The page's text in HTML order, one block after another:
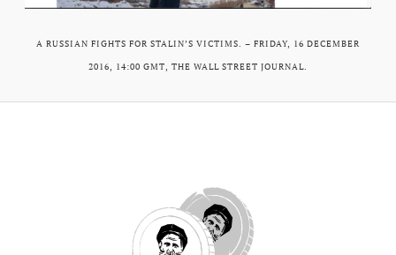
A RUSSIAN FIGHTS FOR STALIN’S VICTIMS. – FRIDAY, 16 DECEMBER
2016, 14:00 GMT, THE WALL STREET JOURNAL.